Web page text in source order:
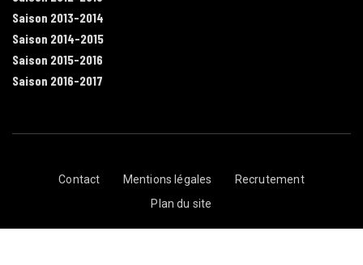
Saison 2013-2014
Saison 2014-2015
Saison 2015-2016
Saison 2016-2017
Contact Mentions légales
Recrutement
Plan du site